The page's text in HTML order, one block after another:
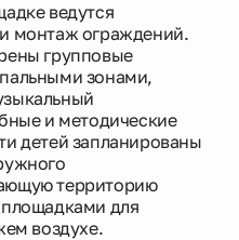
ведутся
монтаж ограждений.
групповые
зонами,
и методические
детей запланированы
территорию
для
воздухе.